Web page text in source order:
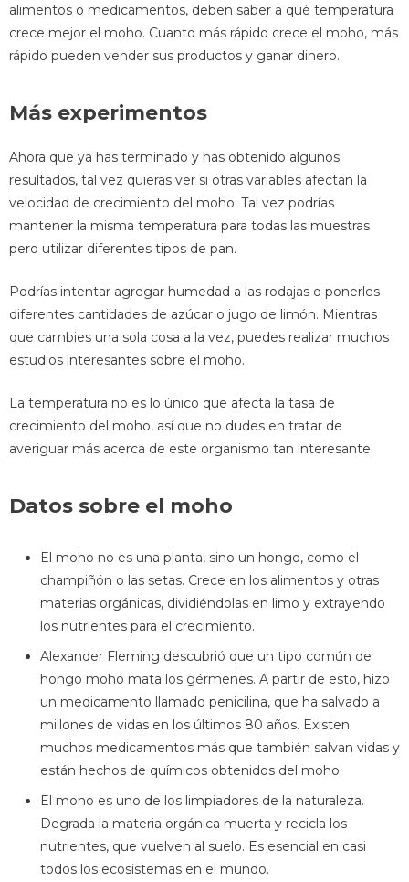
alimentos o medicamentos, deben saber a qué temperatura
crece mejor el moho. Cuanto más rápido crece el moho, más
rápido pueden vender sus productos y ganar dinero.
Más experimentos
Ahora que ya has terminado y has obtenido algunos
resultados, tal vez quieras ver si otras variables afectan la
velocidad de crecimiento del moho. Tal vez podrías
mantener la misma temperatura para todas las muestras
pero utilizar diferentes tipos de pan.
Podrías intentar agregar humedad a las rodajas o ponerles
diferentes cantidades de azúcar o jugo de limón. Mientras
que cambies una sola cosa a la vez, puedes realizar muchos
estudios interesantes sobre el moho.
La temperatura no es lo único que afecta la tasa de
crecimiento del moho, así que no dudes en tratar de
averiguar más acerca de este organismo tan interesante.
Datos sobre el moho
El moho no es una planta, sino un hongo, como el
champiñón o las setas. Crece en los alimentos y otras
materias orgánicas, dividiéndolas en limo y extrayendo
los nutrientes para el crecimiento.
Alexander Fleming descubrió que un tipo común de
hongo moho mata los gérmenes. A partir de esto, hizo
un medicamento llamado penicilina, que ha salvado a
millones de vidas en los últimos 80 años. Existen
muchos medicamentos más que también salvan vidas y
están hechos de químicos obtenidos del moho.
El moho es uno de los limpiadores de la naturaleza.
Degrada la materia orgánica muerta y recicla los
nutrientes, que vuelven al suelo. Es esencial en casi
todos los ecosistemas en el mundo.